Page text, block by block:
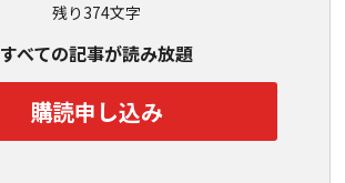
残り374文字
すべての記事が読み放題
購読申し込み